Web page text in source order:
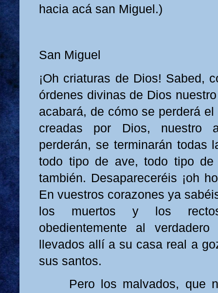
hacia acá san Miguel.)
San Miguel
¡Oh criaturas de Dios! Sabed,
órdenes divinas de Dios
acabará, de cómo se perderá
creadas por Dios, nuestro
perderán, se terminarán todas
todo tipo de ave, todo tipo de
también. Desapareceréis ¡oh
En vuestros corazones ya
los muertos y los
obedientemente al
llevados allí a su casa real a
sus santos.
Pero los malvados, que